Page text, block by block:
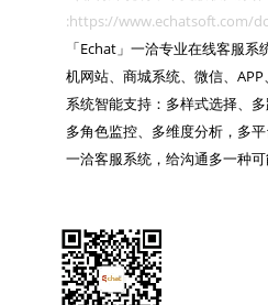
:https://www.echatsoft.com/
「Echat」一洽专业在线客服
机网站、商城系统、微信、
系统智能支持：多样式选择、多
多角色监控、多维度分析，多平
一洽客服系统，给沟通多一种可